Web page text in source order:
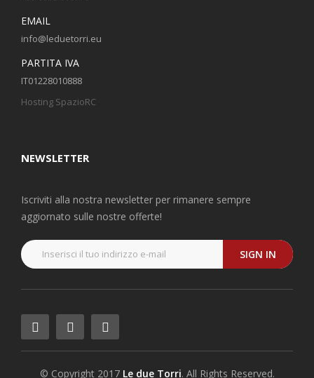
EMAIL
info@leduetorri.eu
PARTITA IVA
IT01228010888
Hosting SpazioRC
NEWSLETTER
Iscriviti alla nostra newsletter per rimanere sempre
aggiornato sulle nostre offerte!
SIGN IN
© Copyright 2017 Le due Torri. All Rights Reserved.